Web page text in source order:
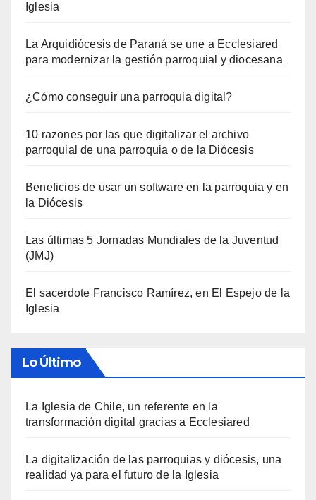
Iglesia
La Arquidiócesis de Paraná se une a Ecclesiared
para modernizar la gestión parroquial y diocesana
¿Cómo conseguir una parroquia digital?
10 razones por las que digitalizar el archivo
parroquial de una parroquia o de la Diócesis
Beneficios de usar un software en la parroquia y en
la Diócesis
Las últimas 5 Jornadas Mundiales de la Juventud
(JMJ)
El sacerdote Francisco Ramírez, en El Espejo de la
Iglesia
Lo Último
La Iglesia de Chile, un referente en la
transformación digital gracias a Ecclesiared
La digitalización de las parroquias y diócesis, una
realidad ya para el futuro de la Iglesia